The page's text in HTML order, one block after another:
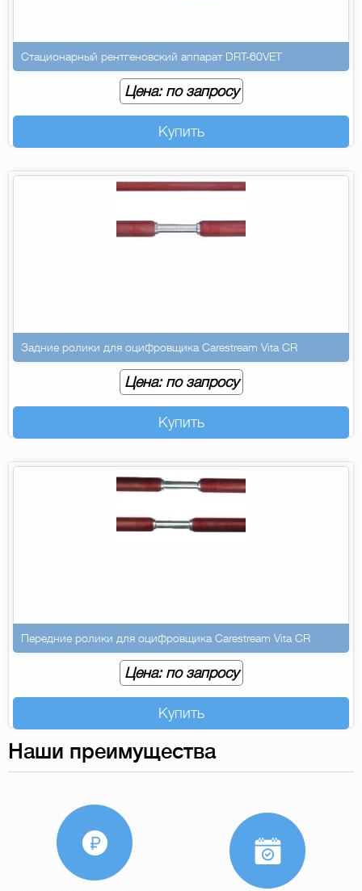
Стационарный рентгеновский аппарат DRT-60VET
Цена: по запросу
Купить
Задние ролики для оцифровщика Carestream Vita CR
Цена: по запросу
Купить
Передние ролики для оцифровщика Carestream Vita CR
Цена: по запросу
Купить
Наши преимущества